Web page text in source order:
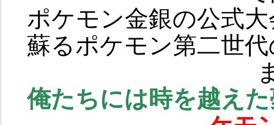
ポケモン金銀の公式
蘇るポケモン第二世
俺たちには時を越え